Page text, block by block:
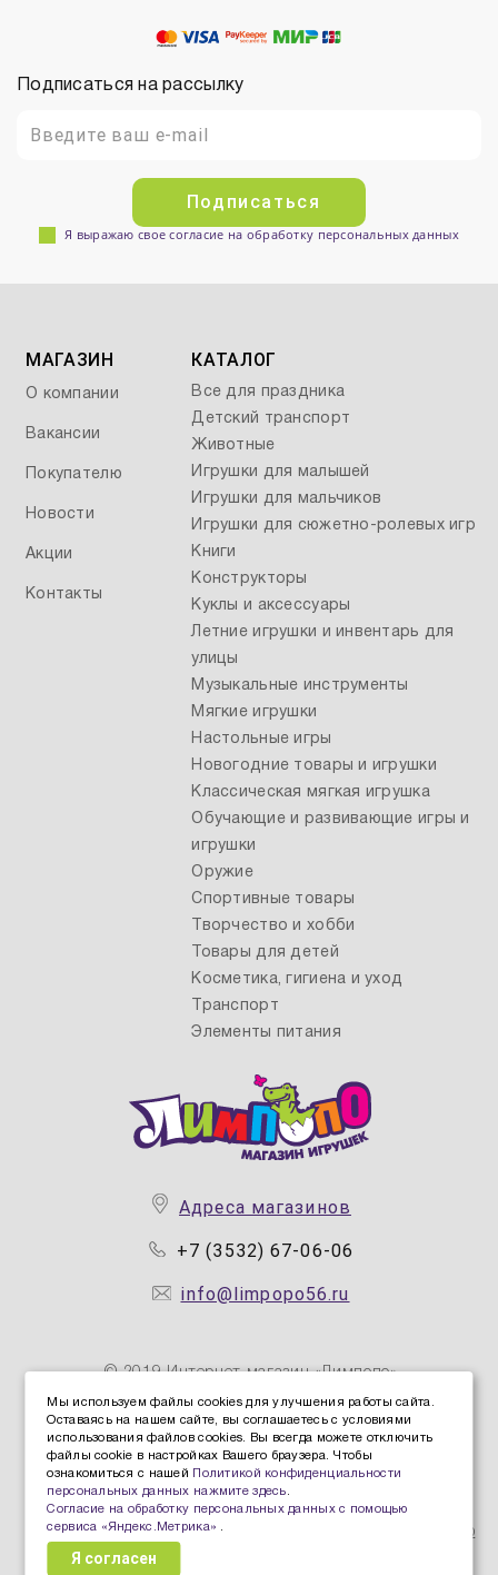
Подписаться на рассылку
Подписаться
Я выражаю свое согласие на обработку персональных данных
Адреса магазинов
+7 (3532) 67-06-06
info@limpopo56.ru
© 2019 Интернет магазин «Лимпопо»
Политика конфиденциальности персональных данных
Политика защиты и обработки персональных данных
Согласие Пользователя на обработку персональных
данных
Согласие на обработку персональных данных с помощью
сервиса «Яндекс.Метрика»
МАГАЗИН
О компании
Вакансии
Покупателю
Новости
Акции
Контакты
КАТАЛОГ
Все для праздника
Детский транспорт
Животные
Игрушки для малышей
Игрушки для мальчиков
Игрушки для сюжетно-ролевых игр
Книги
Конструкторы
Куклы и аксессуары
Летние игрушки и инвентарь для
улицы
Музыкальные инструменты
Мягкие игрушки
Настольные игры
Новогодние товары и игрушки
Классическая мягкая игрушка
Обучающие и развивающие игры и
игрушки
Оружие
Спортивные товары
Творчество и хобби
Товары для детей
Косметика, гигиена и уход
Транспорт
Элементы питания
Мы используем файлы cookies для улучшения работы сайта.
Оставаясь на нашем сайте, вы соглашаетесь с условиями
использования файлов cookies. Вы всегда можете отключить
файлы cookie в настройках Вашего браузера. Чтобы
ознакомиться с нашей
Политикой конфиденциальности
персональных данных нажмите здесь .
Согласие на обработку персональных данных с помощью
сервиса «Яндекс.Метрика» .
Я согласен